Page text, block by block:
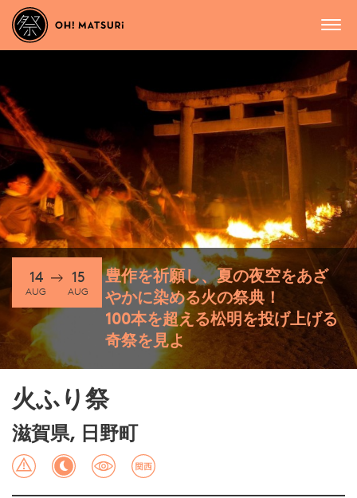
14
AUG
15
AUG
豊作を祈願し、夏の夜空をあざ
やかに染める火の祭典！
100本を超える松明を投げ上げる
奇祭を見よ
火ふり祭
滋賀県, 日野町